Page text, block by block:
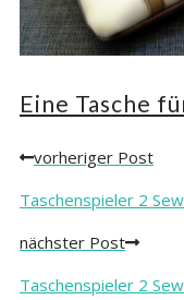
Eine Tasche
Posts
navigation
vorheriger Post
Taschenspieler 2
nächster Post
Taschenspieler 2